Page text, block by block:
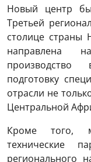
Новый центр
Третьей
столице страны
направлена
производство
подготовку
отрасли не
Центральной
Кроме того,
технические
регионального